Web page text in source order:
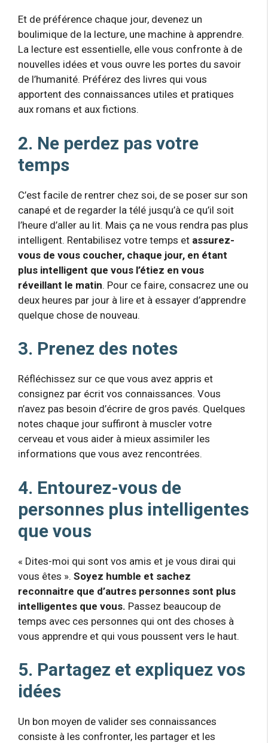
Et de préférence chaque jour, devenez un
boulimique de la lecture, une machine à apprendre.
La lecture est essentielle, elle vous confronte à de
nouvelles idées et vous ouvre les portes du savoir
de l’humanité. Préférez des livres qui vous
apportent des connaissances utiles et pratiques
aux romans et aux fictions.
2. Ne perdez pas votre
temps
C’est facile de rentrer chez soi, de se poser sur son
canapé et de regarder la télé jusqu’à ce qu’il soit
l’heure d’aller au lit. Mais ça ne vous rendra pas plus
intelligent. Rentabilisez votre temps et assurez-
vous de vous coucher, chaque jour, en étant
plus intelligent que vous l’étiez en vous
réveillant le matin. Pour ce faire, consacrez une ou
deux heures par jour à lire et à essayer d’apprendre
quelque chose de nouveau.
3. Prenez des notes
Réfléchissez sur ce que vous avez appris et
consignez par écrit vos connaissances. Vous
n’avez pas besoin d’écrire de gros pavés. Quelques
notes chaque jour suffiront à muscler votre
cerveau et vous aider à mieux assimiler les
informations que vous avez rencontrées.
4. Entourez-vous de
personnes plus intelligentes
que vous
« Dites-moi qui sont vos amis et je vous dirai qui
vous êtes ». Soyez humble et sachez
reconnaitre que d’autres personnes sont plus
intelligentes que vous. Passez beaucoup de
temps avec ces personnes qui ont des choses à
vous apprendre et qui vous poussent vers le haut.
5. Partagez et expliquez vos
idées
Un bon moyen de valider ses connaissances
consiste à les confronter, les partager et les